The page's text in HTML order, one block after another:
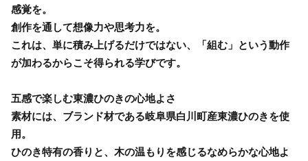
感覚を。
創作を通して想像力や思考力を。
これは、単に積み上げるだけではない、「組む」という動作
が加わるからこそ得られる学びです。
五感で楽しむ東濃ひのきの心地よさ
素材には、ブランド材である岐阜県白川町産東濃ひのきを使
用。
ひのき特有の香りと、木の温もりを感じるなめらかな心地よ